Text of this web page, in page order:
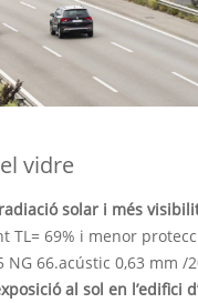
vidre
solar i més
TL= 69% i menor
NG 66.acústic 0,63 mm /
al sol en l’edifici